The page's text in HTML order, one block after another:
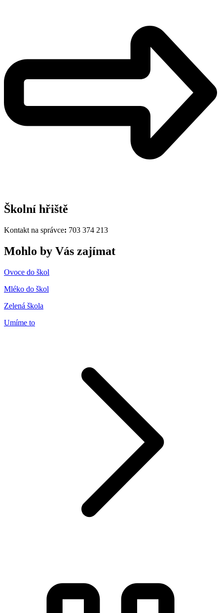
Školní hřiště
Kontakt na správce: 703 374 213
Mohlo by Vás zajímat
Ovoce do škol
Mléko do škol
Zelená škola
Umíme to